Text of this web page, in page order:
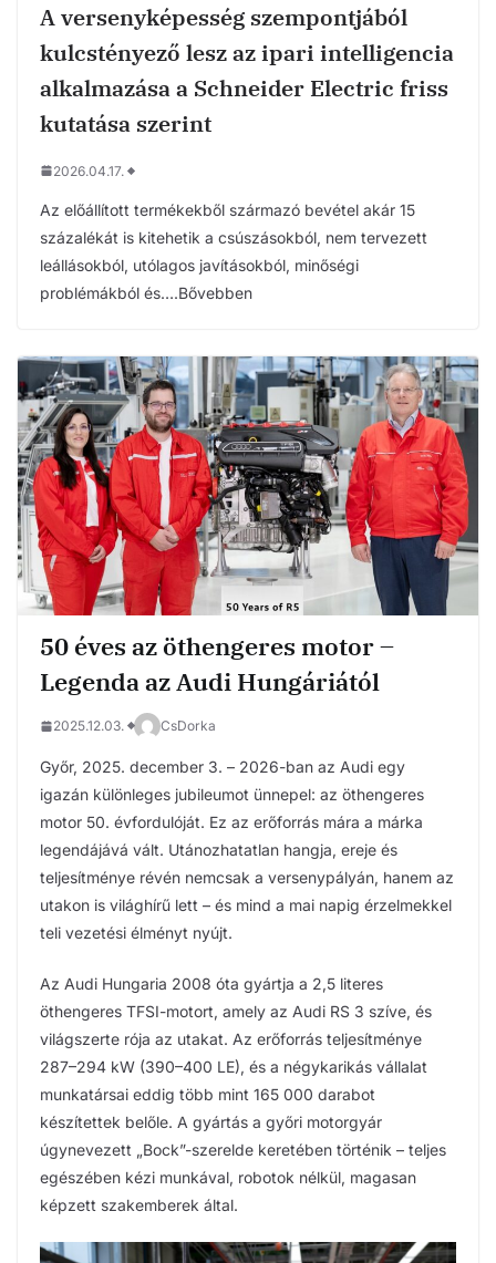
A versenyképesség szempontjából
kulcstényező lesz az ipari intelligencia
alkalmazása a Schneider Electric friss
kutatása szerint
2026.04.17.
Az előállított termékekből származó bevétel akár 15
százalékát is kitehetik a csúszásokból, nem tervezett
leállásokból, utólagos javításokból, minőségi
problémákból és….Bővebben
50 éves az öthengeres motor –
Legenda az Audi Hungáriától
2025.12.03. CsDorka
Győr, 2025. december 3. – 2026-ban az Audi egy
igazán különleges jubileumot ünnepel: az öthengeres
motor 50. évfordulóját. Ez az erőforrás mára a márka
legendájává vált. Utánozhatatlan hangja, ereje és
teljesítménye révén nemcsak a versenypályán, hanem az
utakon is világhírű lett – és mind a mai napig érzelmekkel
teli vezetési élményt nyújt.
Az Audi Hungaria 2008 óta gyártja a 2,5 literes
öthengeres TFSI-motort, amely az Audi RS 3 szíve, és
világszerte rója az utakat. Az erőforrás teljesítménye
287–294 kW (390–400 LE), és a négykarikás vállalat
munkatársai eddig több mint 165 000 darabot
készítettek belőle. A gyártás a győri motorgyár
úgynevezett „Bock”-szerelde keretében történik – teljes
egészében kézi munkával, robotok nélkül, magasan
képzett szakemberek által.